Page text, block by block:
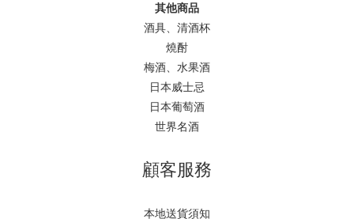
其他商品
酒具、清酒杯
燒酎
梅酒、水果酒
日本威士忌
日本葡萄酒
世界名酒
顧客服務
本地送貨須知